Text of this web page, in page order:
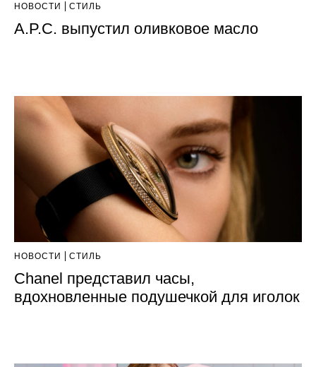
НОВОСТИ СТИЛЬ
A.P.C. выпустил оливковое масло
НОВОСТИ СТИЛЬ
Chanel представил часы,
вдохновленные подушечкой для иголок